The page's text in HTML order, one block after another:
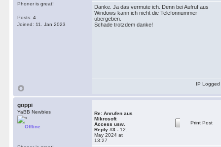
Phoner is great!
Posts: 4
Joined: 11. Jan 2023
Danke. Ja das vermute ich. Denn bei Aufruf aus
Windows kann ich nicht die Telefonnummer
übergeben.
Schade trotzdem danke!
IP Logged
goppi
YaBB Newbies
Offline
Re: Anrufen aus
Mikrosoft
Access usw.
Reply #3 - 12.
May 2024 at
13:27
Print Post